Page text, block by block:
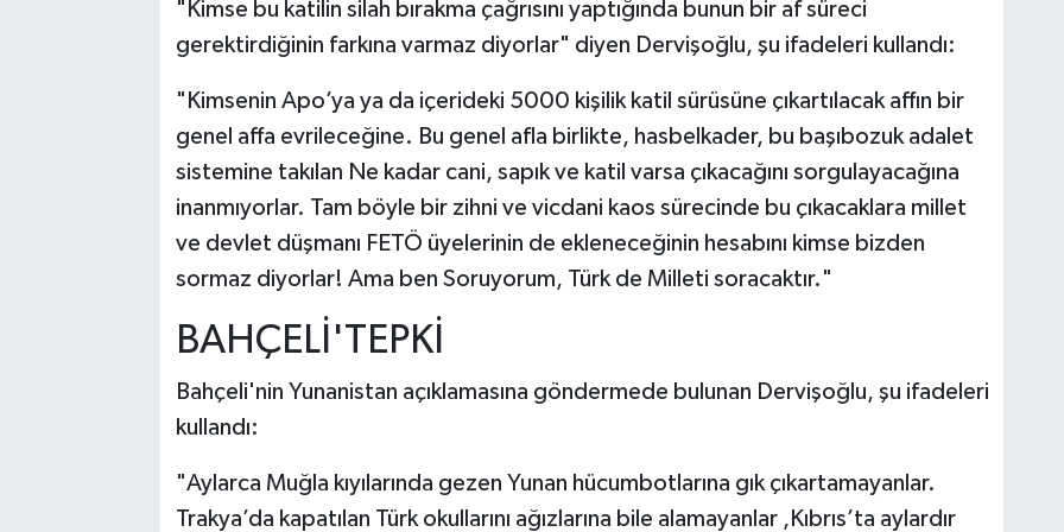
"Kimse bu katilin silah bırakma çağrısını yaptığında bunun bir af süreci
gerektirdiğinin farkına varmaz diyorlar" diyen Dervişoğlu, şu ifadeleri kullandı:
"Kimsenin Apo’ya ya da içerideki 5000 kişilik katil sürüsüne çıkartılacak affın bir
genel affa evrileceğine. Bu genel afla birlikte, hasbelkader, bu başıbozuk adalet
sistemine takılan Ne kadar cani, sapık ve katil varsa çıkacağını sorgulayacağına
inanmıyorlar. Tam böyle bir zihni ve vicdani kaos sürecinde bu çıkacaklara millet
ve devlet düşmanı FETÖ üyelerinin de ekleneceğinin hesabını kimse bizden
sormaz diyorlar! Ama ben Soruyorum, Türk de Milleti soracaktır."
BAHÇELİ'TEPKİ
Bahçeli'nin Yunanistan açıklamasına göndermede bulunan Dervişoğlu, şu ifadeleri
kullandı:
"Aylarca Muğla kıyılarında gezen Yunan hücumbotlarına gık çıkartamayanlar.
Trakya’da kapatılan Türk okullarını ağızlarına bile alamayanlar ,Kıbrıs’ta aylardır